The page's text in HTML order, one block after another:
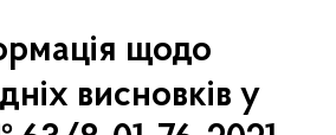
щодо
висновків у